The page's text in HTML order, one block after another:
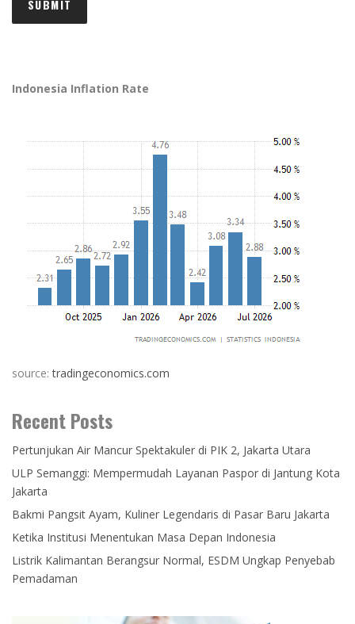
Indonesia Inflation Rate
source:tradingeconomics.com
Recent Posts
Pertunjukan Air Mancur Spektakuler di PIK 2, Jakarta Utara
ULP Semanggi: Mempermudah Layanan Paspor di Jantung Kota
Jakarta
Bakmi Pangsit Ayam, Kuliner Legendaris di Pasar Baru Jakarta
Ketika Institusi Menentukan Masa Depan Indonesia
Listrik Kalimantan Berangsur Normal, ESDM Ungkap Penyebab
Pemadaman